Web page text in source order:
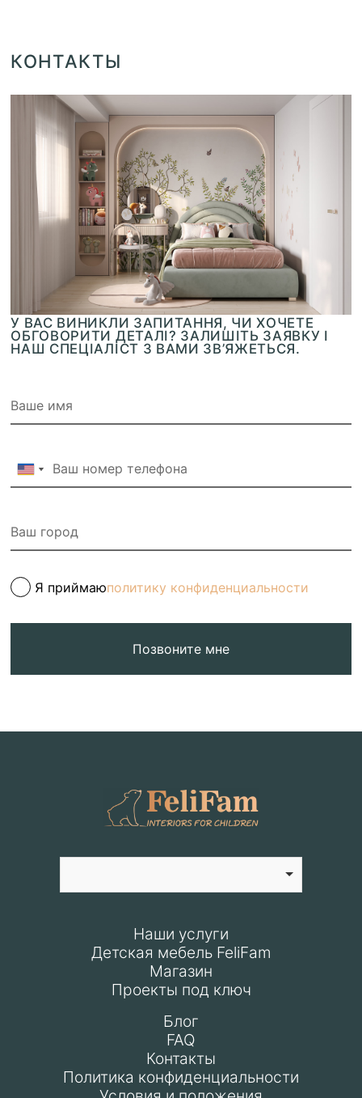
КОНТАКТЫ
У ВАС ВИНИКЛИ ЗАПИТАННЯ, ЧИ ХОЧЕТЕ
ОБГОВОРИТИ ДЕТАЛІ? ЗАЛИШІТЬ ЗАЯВКУ І
НАШ СПЕЦІАЛІСТ З ВАМИ ЗВ’ЯЖЕТЬСЯ.
Я приймаюполитику конфиденциальности
Позвоните мне
Наши услуги
Детская мебель FeliFam
Магазин
Проекты под ключ
Блог
FAQ
Контакты
Политика конфиденциальности